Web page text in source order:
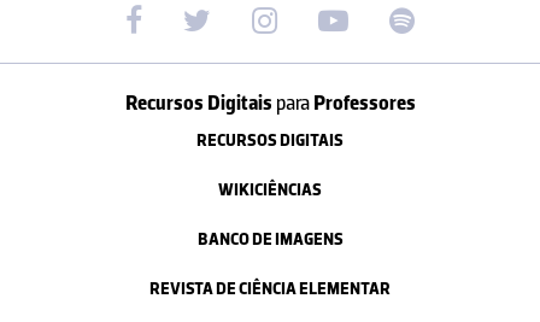
Recursos Digitais paraProfessores
RECURSOS DIGITAIS
WIKICIÊNCIAS
BANCO DE IMAGENS
REVISTA DE CIÊNCIA ELEMENTAR